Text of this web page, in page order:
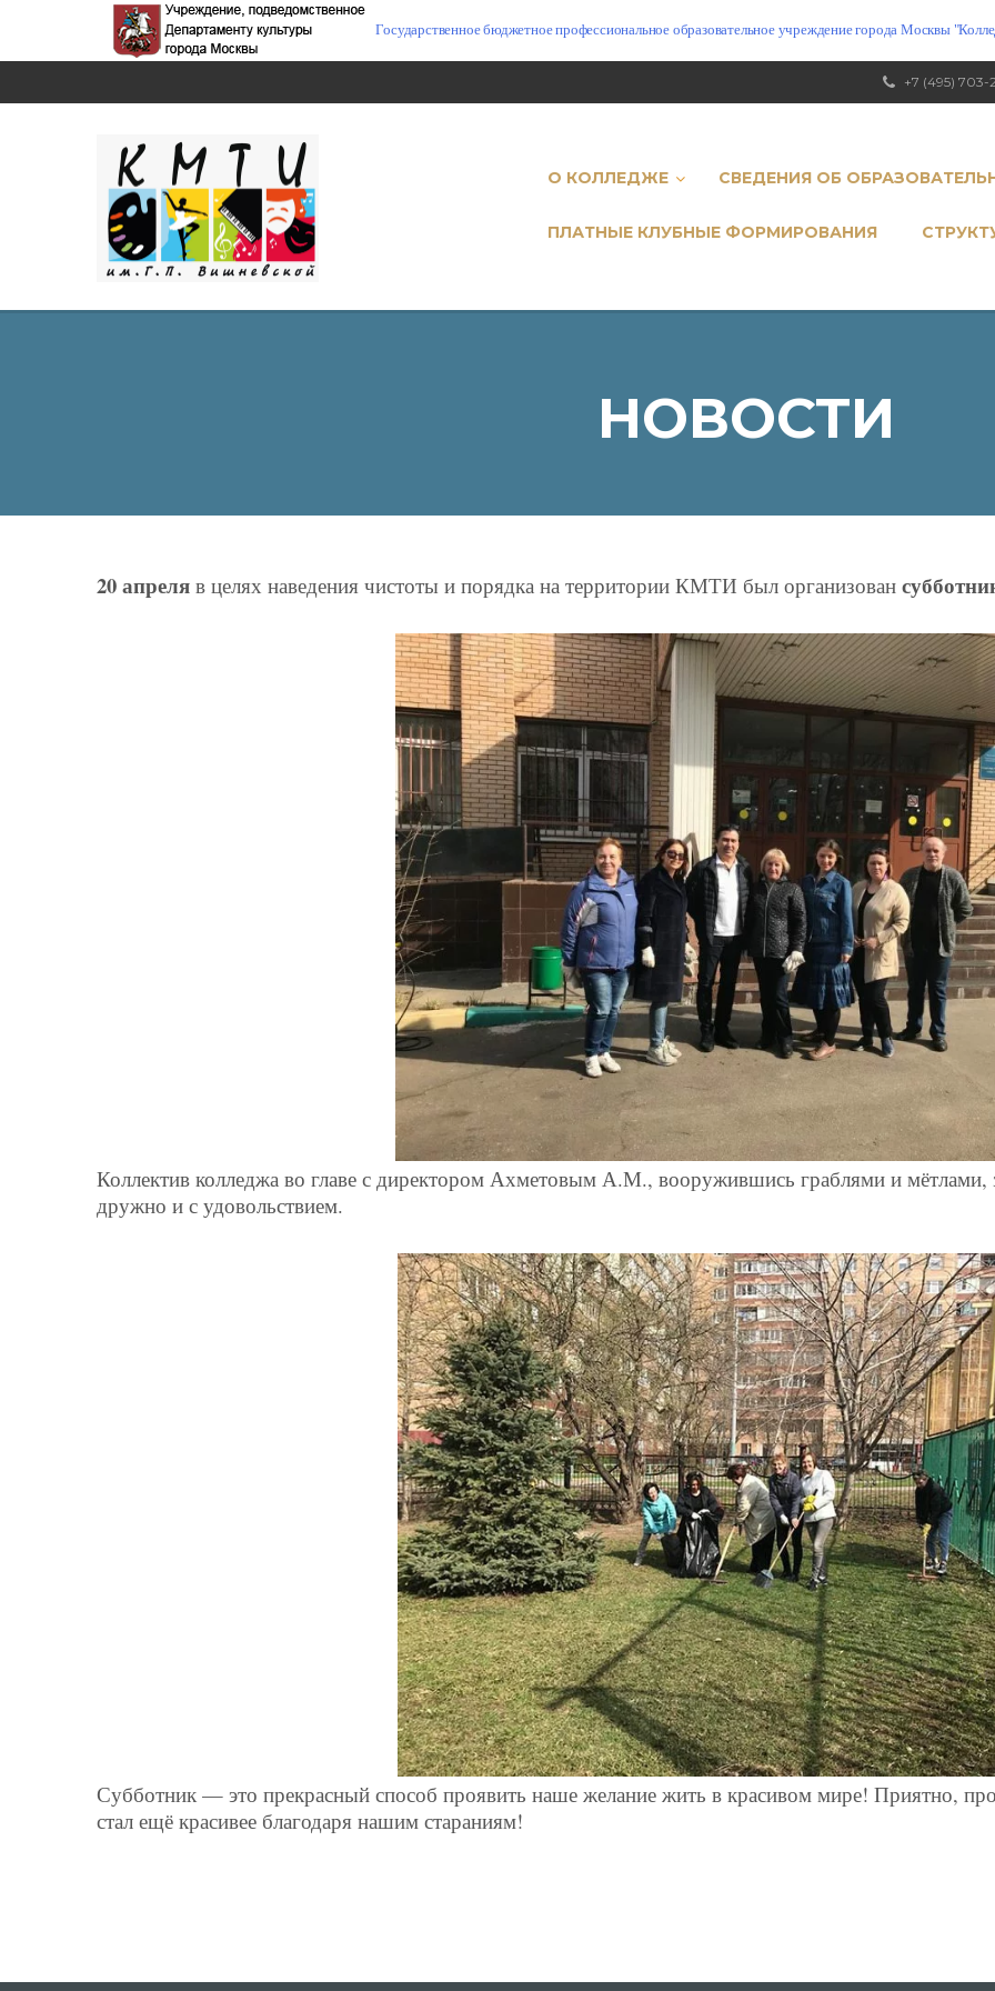
Государственное бюджетное профессиональное образовательное учреждение города Москвы
+7 (495) 703-
О КОЛЛЕДЖЕ СВЕДЕНИЯ ОБ
ПЛАТНЫЕ КЛУБНЫЕ ФОРМИРОВАНИЯ
НОВОСТИ
20 апреля в целях наведения чистоты и порядка на территории КМТИ был организован
Коллектив колледжа во главе с директором Ахметовым А.М., вооружившись граблями и мётлами,
дружно и с удовольствием.
Субботник — это прекрасный способ проявить наше желание жить в красивом мире! Приятно,
стал ещё красивее благодаря нашим стараниям!